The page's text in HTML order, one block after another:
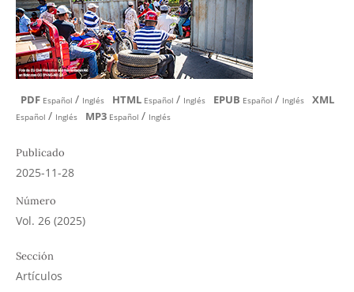
PDF Español / Inglés HTML Español / Inglés EPUB Español / Inglés XML
Español / Inglés MP3 Español / Inglés
Publicado
2025-11-28
Número
Vol. 26 (2025)
Sección
Artículos